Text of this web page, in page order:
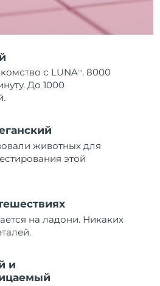
с LUNATM . 8000
До 1000
животных для
этой
на ладони. Никаких
и